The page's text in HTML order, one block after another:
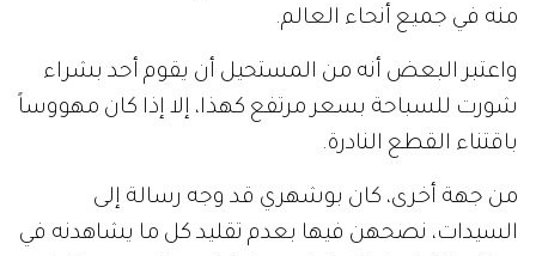
منه في جميع أنحاء العالم.
واعتبر البعض أنه من المستحيل أن يقوم أحد بشراء
شورت للسباحة بسعر مرتفع كهذا، إلا إذا كان مهووساً
باقتناء القطع النادرة.
من جهة أخرى، كان بوشهري قد وجه رسالة إلى
السيدات، نصحهن فيها بعدم تقليد كل ما يشاهدنه في